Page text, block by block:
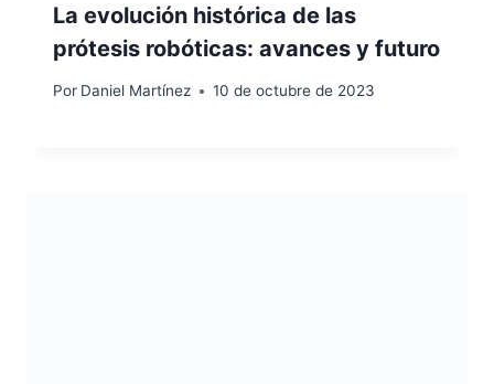
La evolución histórica de las
prótesis robóticas: avances y futuro
Por Daniel Martínez 10 de octubre de 2023